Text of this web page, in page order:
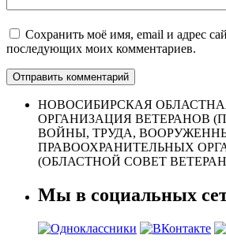
Сохранить моё имя, email и адрес
последующих моих комментариев.
НОВОСИБИРСКАЯ
ОРГАНИЗАЦИЯ ВЕТЕРАНОВ
ВОЙНЫ, ТРУДА,
ПРАВООХРАНИТЕЛЬНЫХ
(ОБЛАСТНОЙ СОВЕТ
Мы в социальных